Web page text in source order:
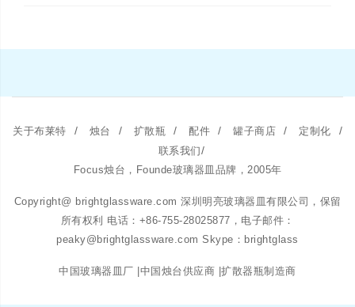
关于布莱特 / 烛台 / 扩散瓶 / 配件 / 罐子商店 / 定制化 /
联系我们/
Focus烛台，Founde玻璃器皿品牌，2005年
Copyright@ brightglassware.com 深圳明亮玻璃器皿有限公司，保留
所有权利 电话：+86-755-28025877，电子邮件：
peaky@brightglassware.com Skype：brightglass
中国玻璃器皿厂 |中国烛台供应商 |扩散器瓶制造商